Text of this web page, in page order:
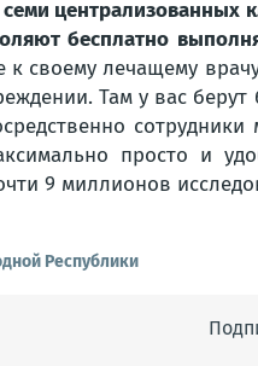
бесплатно
своему лечащему
Там у вас
просто и
9 миллионов
Республики